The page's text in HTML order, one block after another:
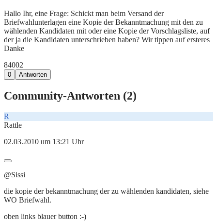
Hallo Ihr, eine Frage: Schickt man beim Versand der
Briefwahlunterlagen eine Kopie der Bekanntmachung mit den zu
wählenden Kandidaten mit oder eine Kopie der Vorschlagsliste, auf
der ja die Kandidaten unterschrieben haben? Wir tippen auf ersteres
Danke
84002
0 Antworten
Community-Antworten (2)
R
Rattle
02.03.2010 um 13:21 Uhr
@Sissi
die kopie der bekanntmachung der zu wählenden kandidaten, siehe
WO Briefwahl.
oben links blauer button :-)